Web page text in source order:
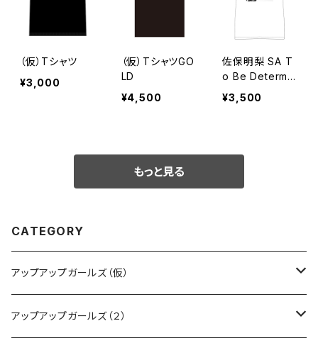
（仮）Tシャツ
¥3,000
（仮）TシャツGO
LD
¥4,500
佐保明梨 SA T
o Be Determin
ed Tシャツ
¥3,500
もっと見る
CATEGORY
アップアップガールズ（仮）
CD・DVD・Blu-ray
アップアップガールズ（２）